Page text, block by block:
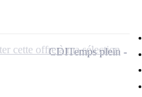
CDITemps plein
cette offre à ma sélection